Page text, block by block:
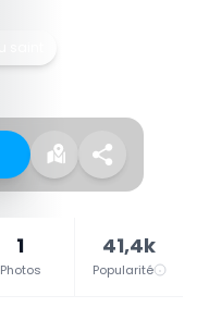
1
Photos
41,4k
Popularité